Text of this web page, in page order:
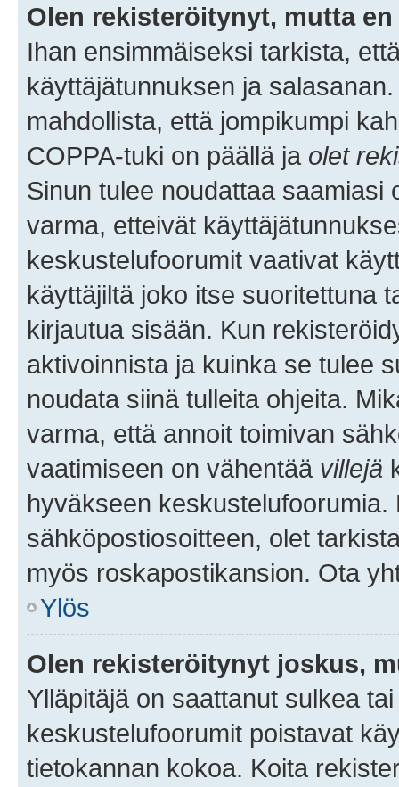
Olen rekisteröitynyt, mutta
Ihan ensimmäiseksi tarkista,
käyttäjätunnuksen ja
mahdollista, että jompikumpi
COPPA-tuki on päällä ja olet
Sinun tulee noudattaa saamiasi
varma, etteivät
keskustelufoorumit vaativat
käyttäjiltä joko itse suoritettuna
kirjautua sisään. Kun
aktivoinnista ja kuinka se tulee
noudata siinä tulleita ohjeita.
varma, että annoit toimivan
vaatimiseen on vähentää villejä
hyväkseen
sähköpostiosoitteen, olet
myös roskapostikansion. Ota
Ylös
Olen rekisteröitynyt joskus,
Ylläpitäjä on saattanut sulkea
keskustelufoorumit poistavat
tietokannan kokoa. Koita